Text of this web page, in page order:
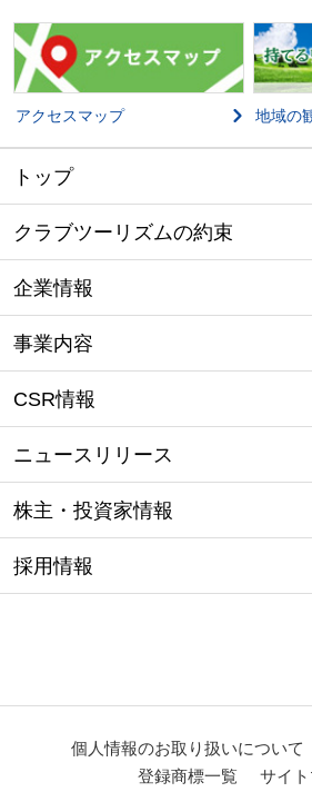
アクセスマップ 地域の
トップ
クラブツーリズムの約束
企業情報
事業内容
CSR情報
ニュースリリース
株主・投資家情報
採用情報
個人情報のお取り扱いについて
登録商標一覧
サイ